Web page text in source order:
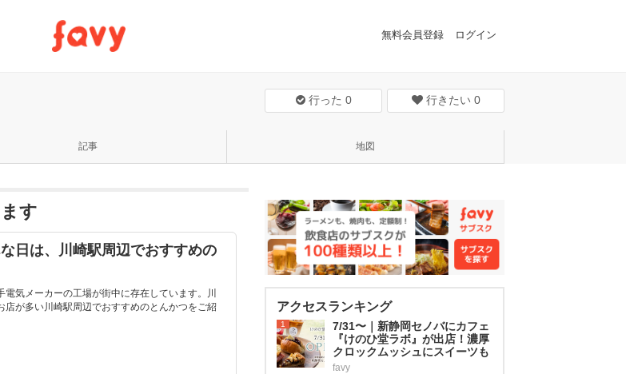
無料会員登録 ログイン
行った 0 行きたい 0
記事 地図
す
日は、川崎駅周辺でおすすめの
気メーカーの工場が街中に存在しています。川
が多い川崎駅周辺でおすすめのとんかつをご紹
アクセスランキング
1
7/31〜｜新静岡セノバにカフェ
『けのひ堂ラボ』が出店！濃厚
クロックムッシュにスイーツも
favy